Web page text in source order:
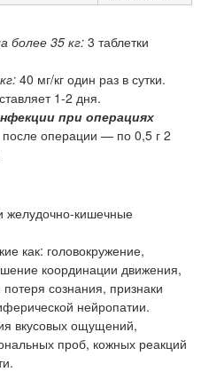
более 35 кг: 3 таблетки
40 мг/кг один раз в сутки.
1-2 дня.
при операциях
операции — по 0,5 г 2
желудочно-кишечные
как: головокружение,
координации движения,
сознания, признаки
нейропатии.
вкусовых ощущений,
проб, кожных реакций